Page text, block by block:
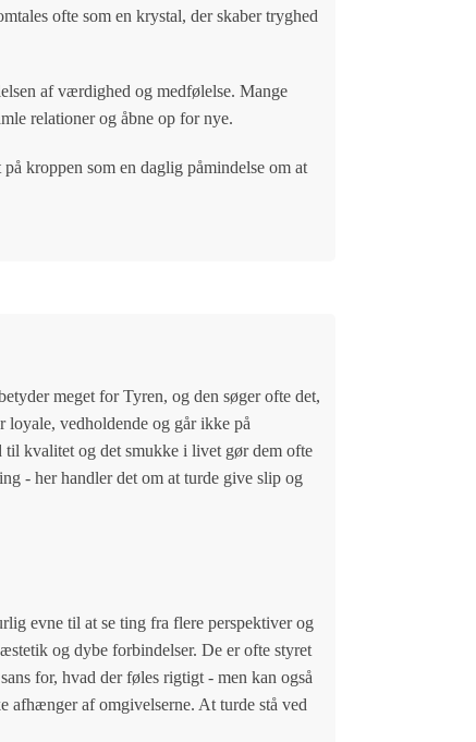
ofte som en krystal, der skaber tryghed
af værdighed og medfølelse. Mange
relationer og åbne op for nye.
kroppen som en daglig påmindelse om at
meget for Tyren, og den søger ofte det,
loyale, vedholdende og går ikke på
kvalitet og det smukke i livet gør dem ofte
- her handler det om at turde give slip og
evne til at se ting fra flere perspektiver og
og dybe forbindelser. De er ofte styret
for, hvad der føles rigtigt - men kan også
afhænger af omgivelserne. At turde stå ved